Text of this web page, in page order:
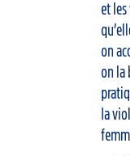
et les
on
on la
la